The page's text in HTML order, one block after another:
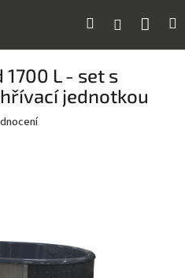
Hledat Přihlášení
1700 L - set s
jednotkou